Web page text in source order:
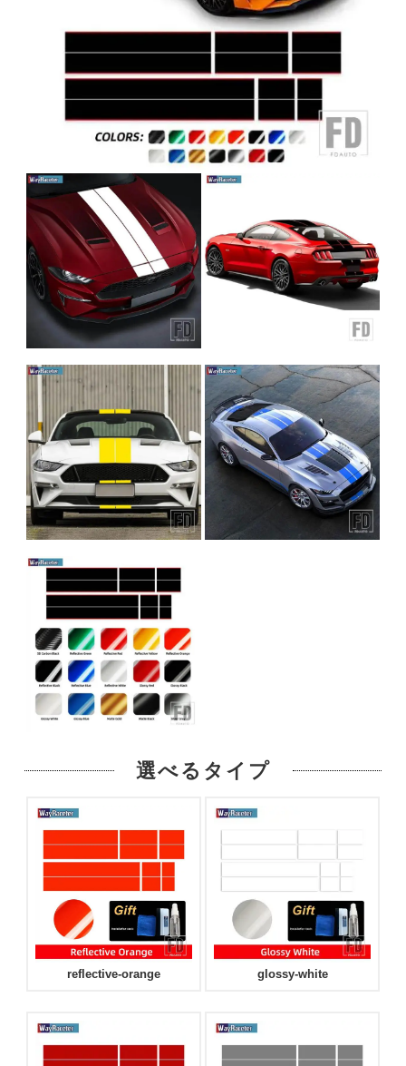
選べるタイプ
reflective-orange glossy-white